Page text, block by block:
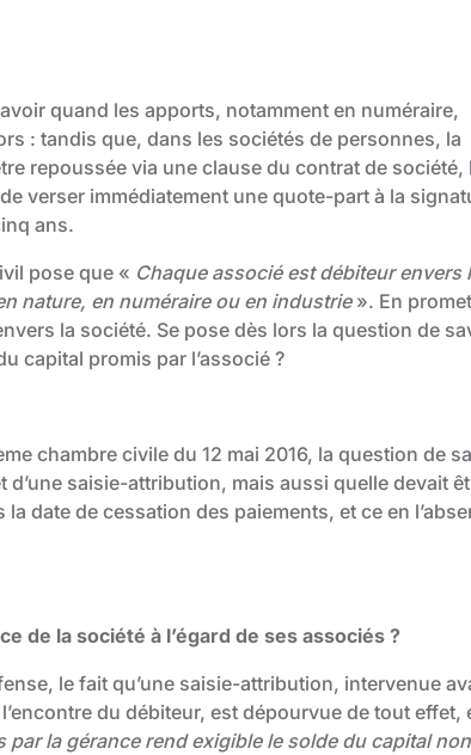
quand les apports, notamment en numéraire,
: tandis que, dans les sociétés de personnes, la
repoussée via une clause du contrat de société,
verser immédiatement une quote-part à la
ans.
pose que « Chaque associé est débiteur envers
nature, en numéraire ou en industrie ». En
la société. Se pose dès lors la question de
capital promis par l’associé ?
chambre civile du 12 mai 2016, la question de
saisie-attribution, mais aussi quelle devait
date de cessation des paiements, et ce en
de la société à l’égard de ses associés ?
le fait qu’une saisie-attribution, intervenue
du débiteur, est dépourvue de tout effet,
par la gérance rend exigible le solde du capital non